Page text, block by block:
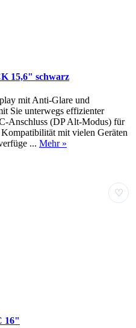
15,6" schwarz
mit Anti-Glare und
Sie unterwegs effizienter
Anschluss (DP Alt-Modus) für
mit vielen Geräten
... Mehr »
♡
16"